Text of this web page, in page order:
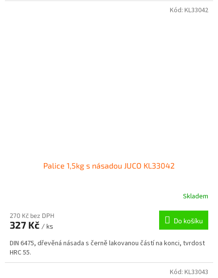
Palice 1,5kg s násadou JUCO KL33042
Skladem
270 Kč bez DPH
327 Kč / ks
Do košíku
DIN 6475, dřevěná násada s černě lakovanou částí na konci, tvrdost
HRC 55.
Kód: KL33042
Kód: KL33043